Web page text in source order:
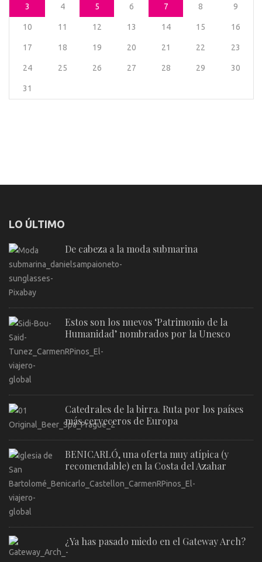
3 4 5 6 7 8 9
10 11 12 13 14 15 16
17 18 19 20 21 22 23
24 25 26 27 28 29 30
31
LO ÚLTIMO
De cabeza a la moda submarina
Estos son los nuevos ‘Patrimonio de la
Humanidad’ nombrados por la Unesco
Catedrales de la birra. Ruta por los países
más cerveceros de Europa
BENICARLÓ, una oferta muy atípica (y
recomendable) en la Costa del Azahar
¿Ya has pasado miedo en el Gateway Arch?